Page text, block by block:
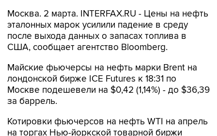
Москва. 2 марта. INTERFAX.RU - Цены на нефть
эталонных марок усилили падение в среду
после выхода данных о запасах топлива в
США, сообщает агентство Bloomberg.
Майские фьючерсы на нефть марки Brent на
лондонской бирже ICE Futures к 18:31 по
Москве подешевели на $0,42 (1,14%) - до $36,39
за баррель.
Котировки фьючерсов на нефть WTI на апрель
на торгах Нью-йоркской товарной биржи